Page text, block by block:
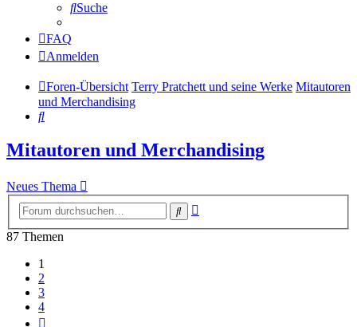
Suche
FAQ
Anmelden
Foren-Übersicht Terry Pratchett und seine Werke Mitautoren
und Merchandising
Suche
Mitautoren und Merchandising
Neues Thema
Suche
87 Themen
1
2
3
4